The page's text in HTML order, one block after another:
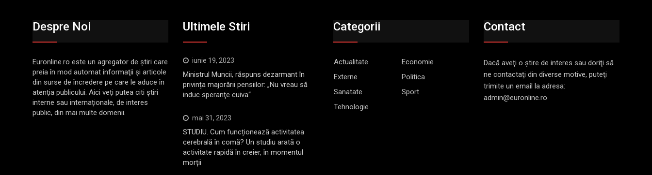
Despre Noi
Euronline.ro este un agregator de ştiri care
preia în mod automat informaţii şi articole
din surse de încredere pe care le aduce în
atenţia publicului. Aici veţi putea citi ştiri
interne sau internaţionale, de interes
public, din mai multe domenii.
Ultimele Stiri
iunie 19, 2023
Ministrul Muncii, răspuns dezarmant în
privința majorării pensiilor: „Nu vreau să
induc speranţe cuiva“
mai 31, 2023
STUDIU. Cum funcționează activitatea
cerebrală în comă? Un studiu arată o
activitate rapidă în creier, în momentul
morții
Categorii
Actualitate
Economie
Externe
Politica
Sanatate
Sport
Tehnologie
Contact
Dacă aveţi o ştire de interes sau doriţi să
ne contactaţi din diverse motive, puteţi
trimite un email la adresa:
admin@euronline.ro